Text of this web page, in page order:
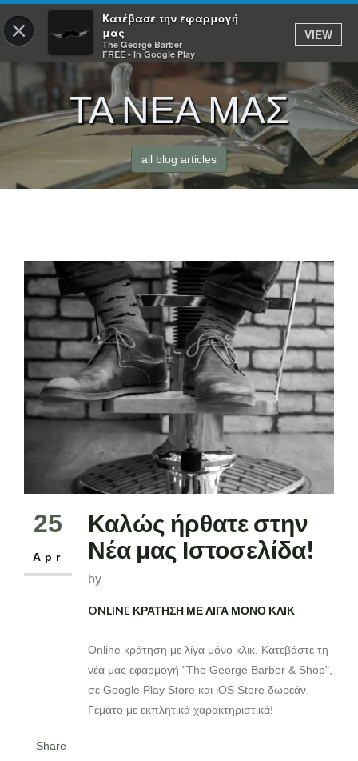
×
Κατέβασε την εφαρμογή
μας
The George Barber
FREE - In Google Play
VIEW
ΣΥΝΔΕΣΗ
ΥΠΗΡΕΣΙΕΣ
ΕΦΑΡΜΟΓΕΣ
THE GEORGE
ΤΑ ΝΕΑ ΜΑΣ
ΕΠΙΚΟΙΝΩΝΙΑ
ΤΑ ΝΕΑ ΜΑΣ
all blog articles
25
Apr
Καλώς ήρθατε στην
Νέα μας Ιστοσελίδα!
by
ONLINE ΚΡΑΤΗΣΗ ΜΕ ΛΙΓΑ ΜΟΝΟ ΚΛΙΚ
Online κράτηση με λίγα μόνο κλικ. Κατεβάστε τη
νέα μας εφαρμογή "The George Barber & Shop",
σε Google Play Store και iOS Store δωρεάν.
Γεμάτο με εκπλητικά χαρακτηριστικά!
Share